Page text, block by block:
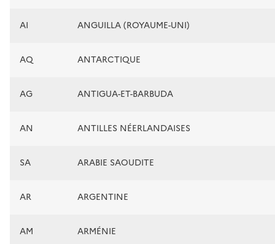
AI ANGUILLA (ROYAUME-UNI)
AQ ANTARCTIQUE
AG ANTIGUA-ET-BARBUDA
AN ANTILLES NÉERLANDAISES
SA ARABIE SAOUDITE
AR ARGENTINE
AM ARMÉNIE